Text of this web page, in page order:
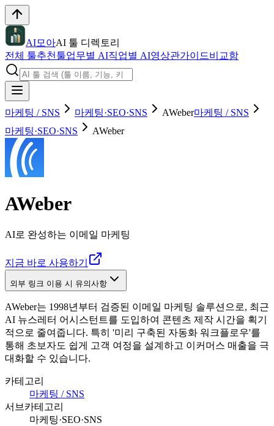
AI모아AI 툴 디렉토리
전체 툴추천툴업무별 AI직업별 AI영상관가이드비교함
마케팅 / SNS 마케팅·SEO·SNS AWeber마케팅 / SNS
마케팅·SEO·SNS
AWeber
AWeber
AI로 완성하는 이메일 마케팅
지금 바로 사용하기
외부 링크 이용 시 유의사항
AWeber는 1998년부터 검증된 이메일 마케팅 솔루션으로, 최근
AI 뉴스레터 어시스턴트를 도입하여 콘텐츠 제작 시간을 획기
적으로 줄여줍니다. 특히 '미리 구축된 자동화 워크플로우'를
통해 초보자도 쉽게 고객 여정을 설계하고 이커머스 매출을 극
대화할 수 있습니다.
카테고리
마케팅 / SNS
서브카테고리
마케팅·SEO·SNS